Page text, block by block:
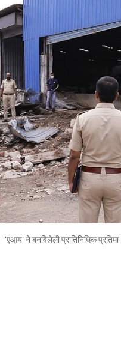
'एआय' ने बनविलेली प्रातिनिधिक प्रतिमा